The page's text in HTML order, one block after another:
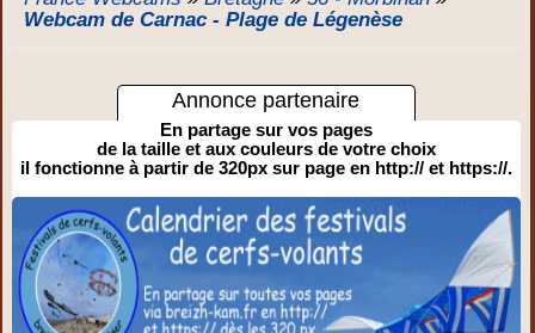
Webcam de Carnac - Plage de Légenèse
Annonce partenaire
En partage sur vos pages
de la taille et aux couleurs de votre choix
il fonctionne à partir de 320px sur page en http:// et https://.